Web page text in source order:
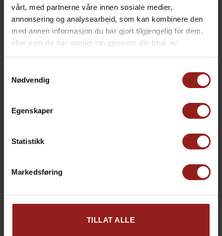
vårt, med partnerne våre innen sosiale medier,
annonsering og analysearbeid, som kan kombinere den
med annen informasjon du har gjort tilgjengelig for dem,
eller som de har samlet inn gjennom din bruk av
Nødvendig
Egenskaper
Statistikk
Markedsføring
TILLAT ALLE